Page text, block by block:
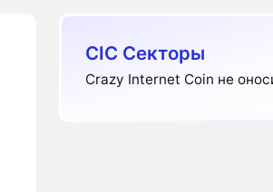
CIC Секторы
Crazy Internet Coin не